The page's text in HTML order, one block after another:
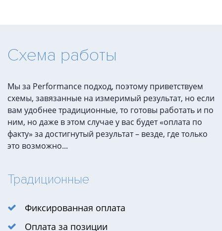
Схема работы
Мы за Performance подход, поэтому приветствуем
схемы, завязанные на измеримый результат, но если
вам удобнее традиционные, то готовы работать и по
ним, но даже в этом случае у вас будет «оплата по
факту» за достигнутый результат – везде, где только
это возможно...
Традиционные
Фиксированная оплата
Оплата за позиции